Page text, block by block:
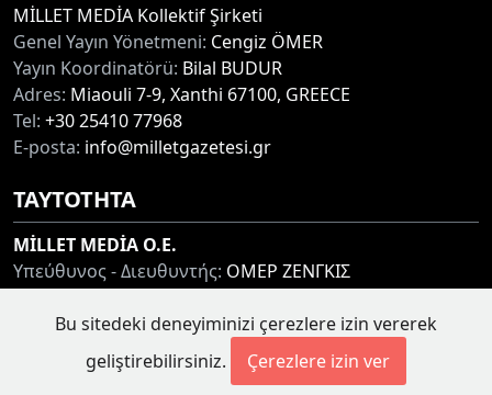
MİLLET MEDİA Kollektif Şirketi
Genel Yayın Yönetmeni: Cengiz ÖMER
Yayın Koordinatörü: Bilal BUDUR
Adres: Miaouli 7-9, Xanthi 67100, GREECE
Tel: +30 25410 77968
E-posta: info@milletgazetesi.gr
ΤΑΥΤΟΤΗΤΑ
MİLLET MEDİA O.E.
Υπεύθυνος - Διευθυντής: ΟΜΕΡ ΖΕΝΓΚΙΣ
Διεύθυνση:ΜΙΑΟΥΛΗ 7-9, ΞΑΝΘΗ 67100
+30 25410 77968
Ηλ. Διεύθυνση:
info@milletgazetesi.gr
Bu sitedeki deneyiminizi çerezlere izin vererek
geliştirebilirsiniz.
Çerezlere izin ver